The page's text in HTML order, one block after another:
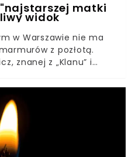
matki
widok
w Warszawie nie ma
z pozłotą.
znanej z „Klanu” i
krzyż i kilka
jej imienia widnieją
chwyta za gardło
cmentarze zwykle płoną
grób Barbary